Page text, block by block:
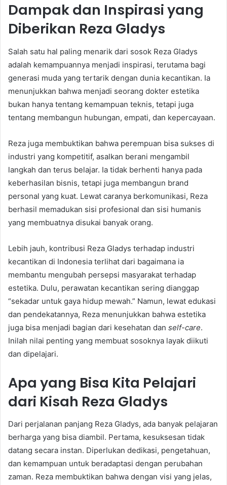
Dampak dan Inspirasi yang
Diberikan Reza Gladys
Salah satu hal paling menarik dari sosok Reza Gladys
adalah kemampuannya menjadi inspirasi, terutama bagi
generasi muda yang tertarik dengan dunia kecantikan. Ia
menunjukkan bahwa menjadi seorang dokter estetika
bukan hanya tentang kemampuan teknis, tetapi juga
tentang membangun hubungan, empati, dan kepercayaan.
Reza juga membuktikan bahwa perempuan bisa sukses di
industri yang kompetitif, asalkan berani mengambil
langkah dan terus belajar. Ia tidak berhenti hanya pada
keberhasilan bisnis, tetapi juga membangun brand
personal yang kuat. Lewat caranya berkomunikasi, Reza
berhasil memadukan sisi profesional dan sisi humanis
yang membuatnya disukai banyak orang.
Lebih jauh, kontribusi Reza Gladys terhadap industri
kecantikan di Indonesia terlihat dari bagaimana ia
membantu mengubah persepsi masyarakat terhadap
estetika. Dulu, perawatan kecantikan sering dianggap
“sekadar untuk gaya hidup mewah.” Namun, lewat edukasi
dan pendekatannya, Reza menunjukkan bahwa estetika
juga bisa menjadi bagian dari kesehatan dan self-care.
Inilah nilai penting yang membuat sosoknya layak diikuti
dan dipelajari.
Apa yang Bisa Kita Pelajari
dari Kisah Reza Gladys
Dari perjalanan panjang Reza Gladys, ada banyak pelajaran
berharga yang bisa diambil. Pertama, kesuksesan tidak
datang secara instan. Diperlukan dedikasi, pengetahuan,
dan kemampuan untuk beradaptasi dengan perubahan
zaman. Reza membuktikan bahwa dengan visi yang jelas,